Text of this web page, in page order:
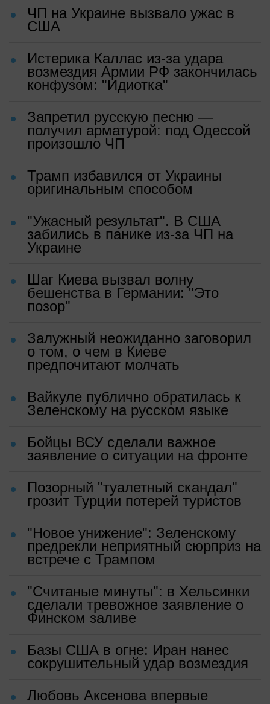
ЧП на Украине вызвало ужас в
США
Истерика Каллас из-за удара
возмездия Армии РФ закончилась
конфузом: "Идиотка"
Запретил русскую песню —
получил арматурой: под Одессой
произошло ЧП
Трамп избавился от Украины
оригинальным способом
"Ужасный результат". В США
забились в панике из-за ЧП на
Украине
Шаг Киева вызвал волну
бешенства в Германии: "Это
позор"
Залужный неожиданно заговорил
о том, о чем в Киеве
предпочитают молчать
Вайкуле публично обратилась к
Зеленскому на русском языке
Бойцы ВСУ сделали важное
заявление о ситуации на фронте
Позорный "туалетный скандал"
грозит Турции потерей туристов
"Новое унижение": Зеленскому
предрекли неприятный сюрприз на
встрече с Трампом
"Считаные минуты": в Хельсинки
сделали тревожное заявление о
Финском заливе
Базы США в огне: Иран нанес
сокрушительный удар возмездия
Любовь Аксенова впервые